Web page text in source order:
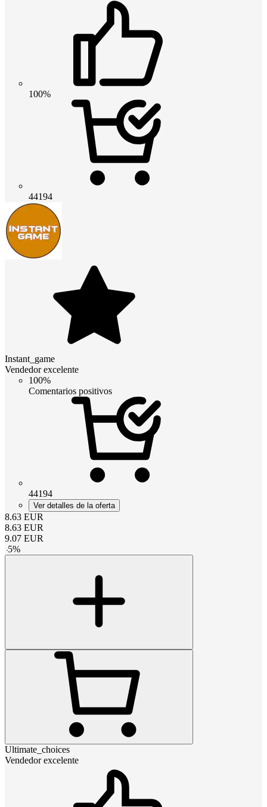
100%
44194
Instant_game
Vendedor excelente
100%
Comentarios positivos
44194
Ver detalles de la oferta
8.63 EUR
8.63 EUR
9.07 EUR
-5%
Ultimate_choices
Vendedor excelente